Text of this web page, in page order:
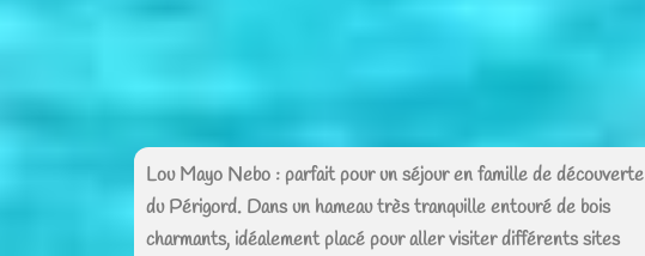
Lou Mayo Nebo : parfait pour un séjour en famille de découverte
du Périgord. Dans un hameau très tranquille entouré de bois
charmants, idéalement placé pour aller visiter différents sites